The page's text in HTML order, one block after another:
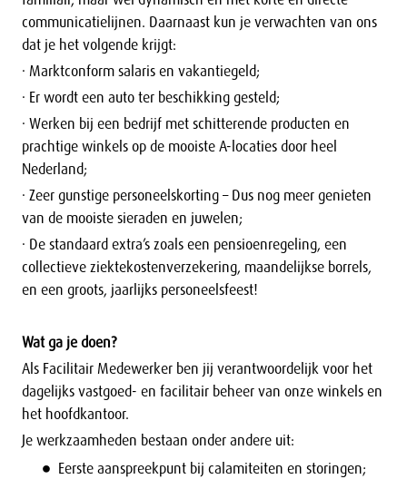
communicatielijnen. Daarnaast kun je verwachten van ons
dat je het volgende krijgt:
· Marktconform salaris en vakantiegeld;
· Er wordt een auto ter beschikking gesteld;
· Werken bij een bedrijf met schitterende producten en
prachtige winkels op de mooiste A-locaties door heel
Nederland;
· Zeer gunstige personeelskorting – Dus nog meer genieten
van de mooiste sieraden en juwelen;
· De standaard extra’s zoals een pensioenregeling, een
collectieve ziektekostenverzekering, maandelijkse borrels,
en een groots, jaarlijks personeelsfeest!
Wat ga je doen?
Als Facilitair Medewerker ben jij verantwoordelijk voor het
dagelijks vastgoed- en facilitair beheer van onze winkels en
het hoofdkantoor.
Je werkzaamheden bestaan onder andere uit:
Eerste aanspreekpunt bij calamiteiten en storingen;